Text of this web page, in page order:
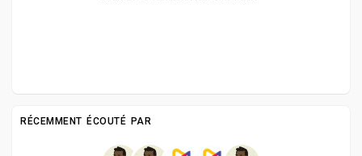
RÉCEMMENT ÉCOUTÉ PAR